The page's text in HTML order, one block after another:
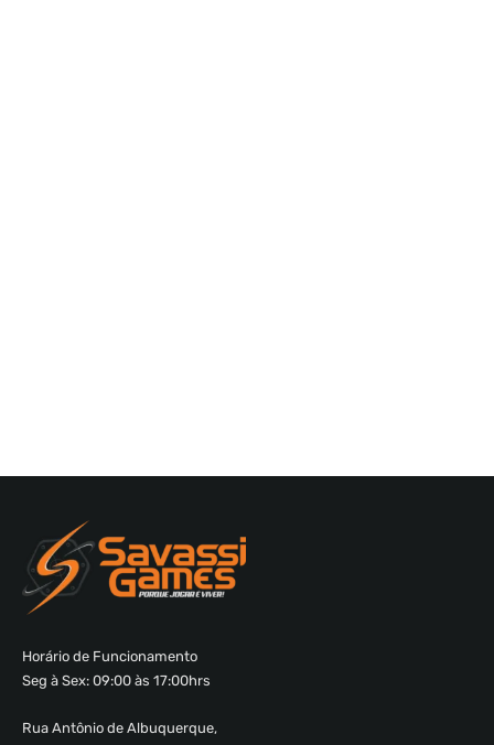
Horário de Funcionamento
Seg à Sex: 09:00 às 17:00hrs
Rua Antônio de Albuquerque,